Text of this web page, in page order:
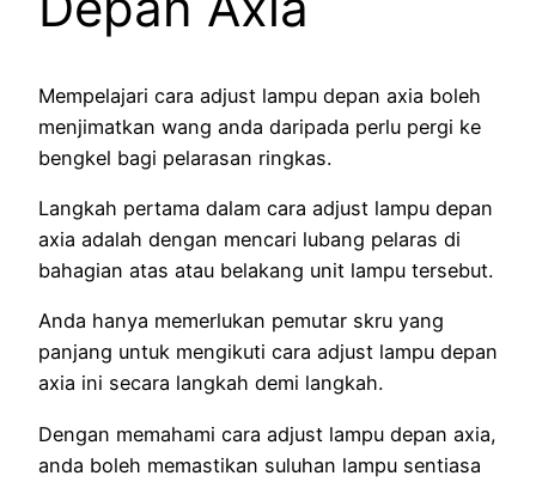
Mempelajari cara adjust lampu depan axia boleh
menjimatkan wang anda daripada perlu pergi ke
bengkel bagi pelarasan ringkas.
Langkah pertama dalam cara adjust lampu depan
axia adalah dengan mencari lubang pelaras di
bahagian atas atau belakang unit lampu tersebut.
Anda hanya memerlukan pemutar skru yang
panjang untuk mengikuti cara adjust lampu depan
axia ini secara langkah demi langkah.
Dengan memahami cara adjust lampu depan axia,
anda boleh memastikan suluhan lampu sentiasa